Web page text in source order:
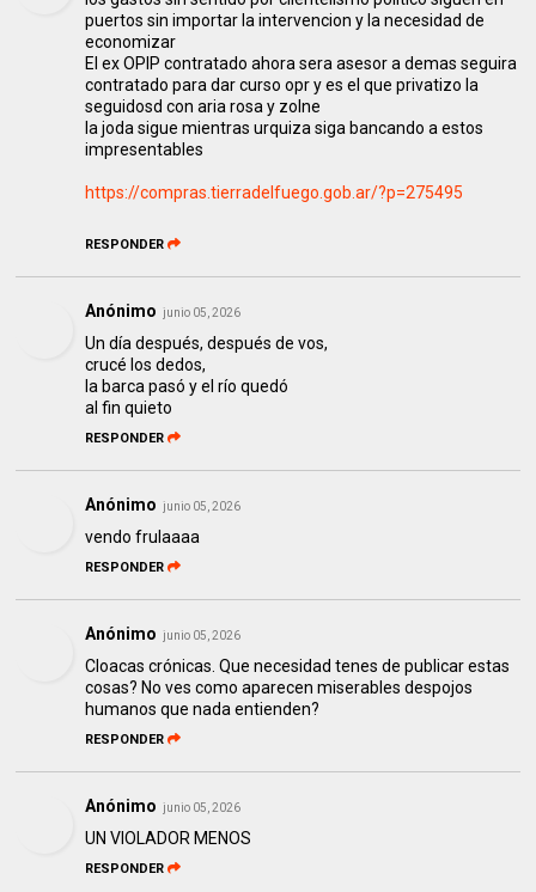
puertos sin importar la intervencion y la necesidad de
economizar
El ex OPIP contratado ahora sera asesor a demas seguira
contratado para dar curso opr y es el que privatizo la
seguidosd con aria rosa y zolne
la joda sigue mientras urquiza siga bancando a estos
impresentables
https://compras.tierradelfuego.gob.ar/?p=275495
RESPONDER
Anónimo junio 05, 2026
Un día después, después de vos,
crucé los dedos,
la barca pasó y el río quedó
al fin quieto
RESPONDER
Anónimo junio 05, 2026
vendo frulaaaa
RESPONDER
Anónimo junio 05, 2026
Cloacas crónicas. Que necesidad tenes de publicar estas
cosas? No ves como aparecen miserables despojos
humanos que nada entienden?
RESPONDER
Anónimo junio 05, 2026
UN VIOLADOR MENOS
RESPONDER